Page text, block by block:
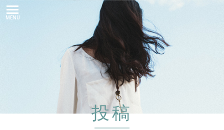
MENU
投稿